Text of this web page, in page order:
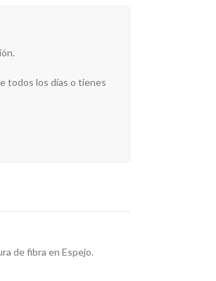
todos los días o tienes
de fibra en Espejo.